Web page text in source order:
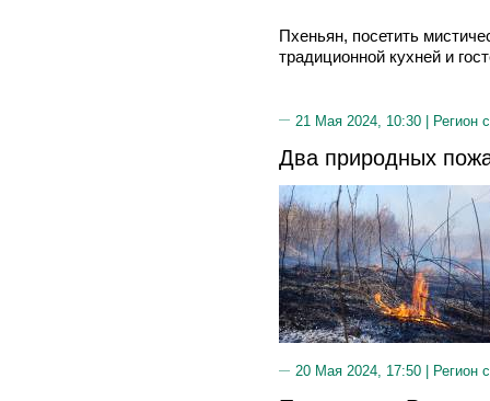
Пхеньян, посетить
традиционной кухней и
21 Мая 2024, 10:30 | Регион
Два природных
20 Мая 2024, 17:50 | Регион